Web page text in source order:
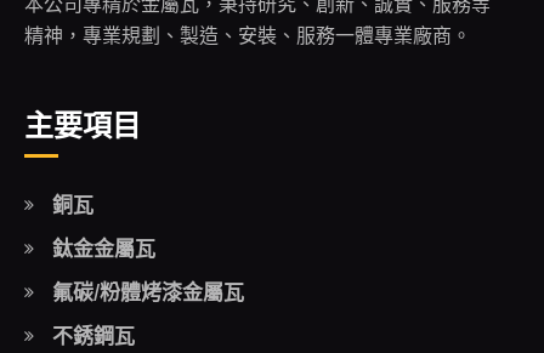
本公司專精於金屬瓦，秉持研究、創新、誠實、服務等
精神，專業規劃、製造、安裝、服務一體專業廠商。
主要項目
銅瓦
鈦金金屬瓦
氟碳/粉體烤漆金屬瓦
不銹鋼瓦